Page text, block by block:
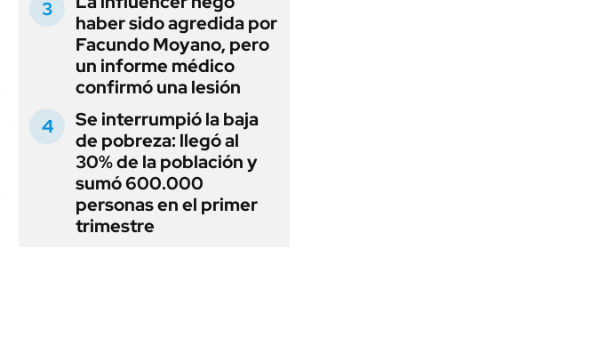
haber sido agredida por
Facundo Moyano, pero
un informe médico
confirmó una lesión
Se interrumpió la baja
de pobreza: llegó al
30% de la población y
sumó 600.000
personas en el primer
trimestre